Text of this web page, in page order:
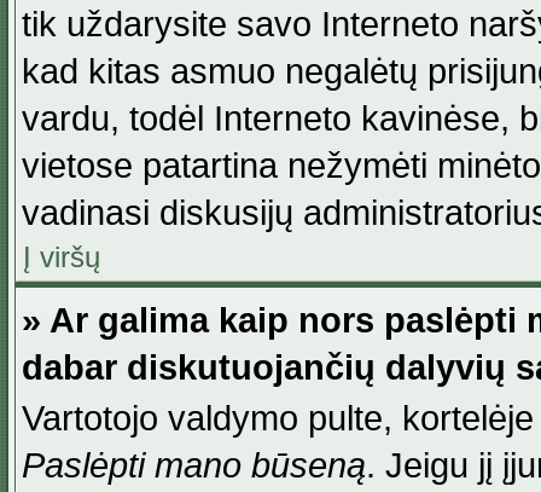
tik uždarysite savo Interneto
kad kitas asmuo negalėtų
vardu, todėl Interneto kavinėse,
vietose patartina nežymėti
vadinasi diskusijų
Į viršų
» Ar galima kaip nors paslėpti
dabar diskutuojančių dalyvių
Vartotojo valdymo pulte,
Paslėpti mano būseną. Jeigu jį